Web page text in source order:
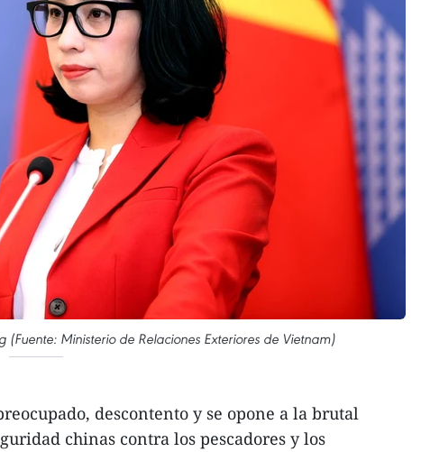
Ministerio de Relaciones Exteriores de Vietnam)
descontento y se opone a la brutal
chinas contra los pescadores y los